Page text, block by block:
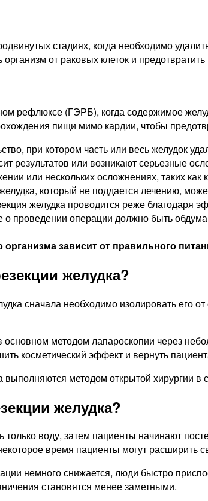
стадиях, когда необходимо
от раковых клеток и
рефлюксе (ГЭРБ), когда содержимое
пищи мимо кардии, чтобы
при котором часть или весь желудок
результатов или возникают серьезные
или нескольких осложнениях, таких
который не поддается лечению,
желудка проводится реже благодаря
о проведении операции должно быть
зависит от правильного
желудка?
сначала необходимо изолировать его
методом лапароскопии через
косметический эффект и вернуть
методом открытой хирургии в
желудка?
только воду, затем пациенты начинают
время пациенты могут расширить
немного снижается, люди быстро
становятся менее заметными.